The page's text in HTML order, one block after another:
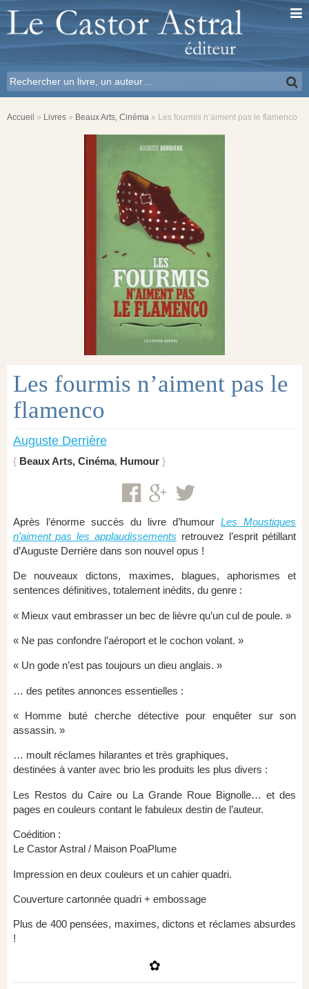
Accueil » Livres » Beaux Arts, Cinéma » Les fourmis n’aiment pas le flamenco
Les fourmis n’aiment pas le
flamenco
Auguste Derrière
Beaux Arts, Cinéma, Humour
Après l’énorme succès du livre d’humourLes Moustiques
n’aiment pas les applaudissements retrouvez l’esprit pétillant
d’Auguste Derrière dans son nouvel opus !
De nouveaux dictons, maximes, blagues, aphorismes et
sentences définitives, totalement inédits, du genre :
« Mieux vaut embrasser un bec de lièvre qu’un cul de poule. »
« Ne pas confondre l’aéroport et le cochon volant. »
« Un gode n’est pas toujours un dieu anglais. »
… des petites annonces essentielles :
« Homme buté cherche détective pour enquêter sur son
assassin. »
… moult réclames hilarantes et très graphiques,
destinées à vanter avec brio les produits les plus divers :
Les Restos du Caire ou La Grande Roue Bignolle… et des
pages en couleurs contant le fabuleux destin de l’auteur.
Coédition :
Le Castor Astral / Maison PoaPlume
Impression en deux couleurs et un cahier quadri.
Couverture cartonnée quadri + embossage
Plus de 400 pensées, maximes, dictons et réclames absurdes
!
✿